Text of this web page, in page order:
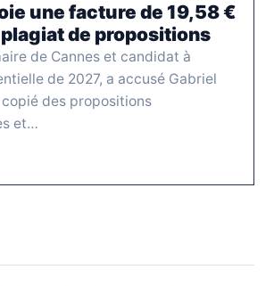
une facture de 19,58 €
de propositions
de Cannes et candidat à
de 2027, a accusé Gabriel
des propositions
et…